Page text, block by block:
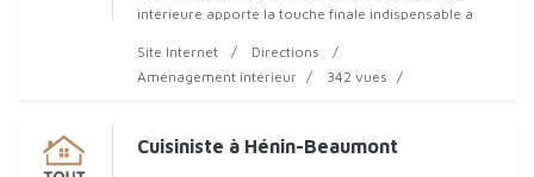
intérieure apporte la touche finale indispensable à
Ezalia Renov, nous installons vos �
Site Internet
Directions
Aménagement intérieur
342 vues
Cuisiniste à Hénin-Beaumont